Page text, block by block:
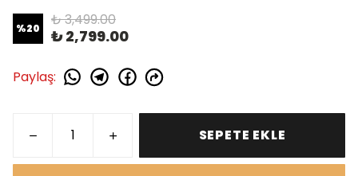
%20 ₺ 3,499.00
₺ 2,799.00
Paylaş:
SEPETE EKLE